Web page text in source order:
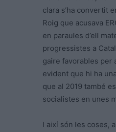
clara s’ha convertit
Roig que acusava
en paraules d’ell
progressistes a
gaire favorables per
evident que hi ha
que al 2019 també
socialistes en unes
I així són les coses,